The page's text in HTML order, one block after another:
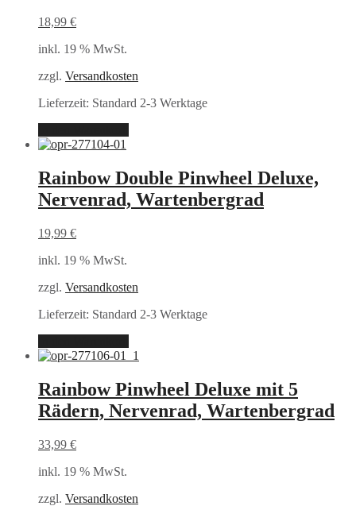
18,99 €
inkl. 19 % MwSt.
zzgl. Versandkosten
Lieferzeit: Standard 2-3 Werktage
Rainbow Double Pinwheel Deluxe,
Nervenrad, Wartenbergrad
19,99 €
inkl. 19 % MwSt.
zzgl. Versandkosten
Lieferzeit: Standard 2-3 Werktage
Rainbow Pinwheel Deluxe mit 5
Rädern, Nervenrad, Wartenbergrad
33,99 €
inkl. 19 % MwSt.
zzgl. Versandkosten